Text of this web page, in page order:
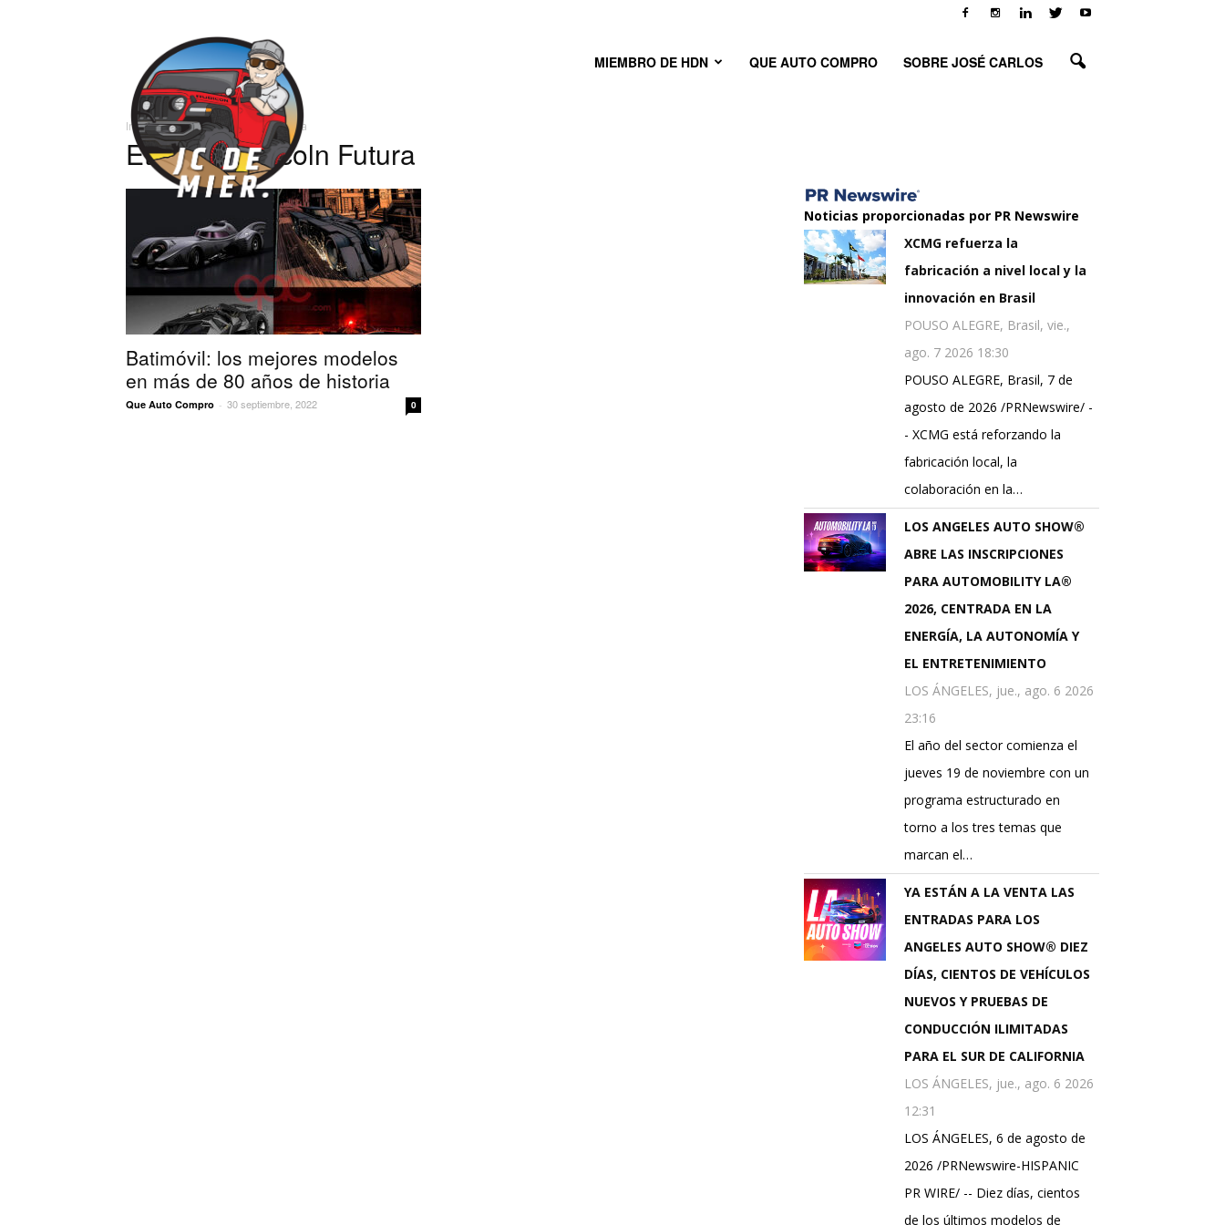
Carlos
MIEMBRO DE HDN QUE AUTO COMPRO SOBRE JOSÉ CARLOS
Inicio Etiquetas Lincoln Futura
Etiqueta: Lincoln Futura
Batimóvil: los mejores modelos
en más de 80 años de historia
Que Auto Compro - 30 septiembre, 2022 0
Noticias proporcionadas por PR Newswire
XCMG refuerza la
fabricación a nivel local y la
innovación en Brasil
POUSO ALEGRE, Brasil, vie.,
ago. 7 2026 18:30
POUSO ALEGRE, Brasil, 7 de
agosto de 2026 /PRNewswire/ -
- XCMG está reforzando la
fabricación local, la
colaboración en la…
LOS ANGELES AUTO SHOW®
ABRE LAS INSCRIPCIONES
PARA AUTOMOBILITY LA®
2026, CENTRADA EN LA
ENERGÍA, LA AUTONOMÍA Y
EL ENTRETENIMIENTO
LOS ÁNGELES, jue., ago. 6 2026
23:16
El año del sector comienza el
jueves 19 de noviembre con un
programa estructurado en
torno a los tres temas que
marcan el…
YA ESTÁN A LA VENTA LAS
ENTRADAS PARA LOS
ANGELES AUTO SHOW® DIEZ
DÍAS, CIENTOS DE VEHÍCULOS
NUEVOS Y PRUEBAS DE
CONDUCCIÓN ILIMITADAS
PARA EL SUR DE CALIFORNIA
LOS ÁNGELES, jue., ago. 6 2026
12:31
LOS ÁNGELES, 6 de agosto de
2026 /PRNewswire-HISPANIC
PR WIRE/ -- Diez días, cientos
de los últimos modelos de